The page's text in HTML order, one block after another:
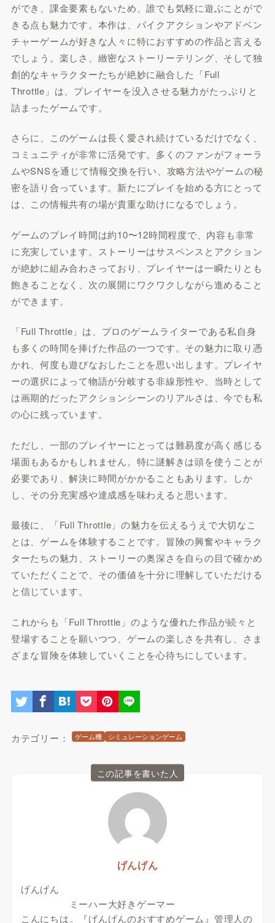
ができ、課金要素もないため、誰でも気軽に遊ぶことがで
きる点も魅力です。本作は、バイクアクションやアドベン
チャーゲームが好きな人々に特におすすめの作品と言える
でしょう。楽しさ、緻密なストーリーテリング、そして独
創的なキャラクターたちが絶妙に融合した「Full
Throttle」は、プレイヤーを没入させる魅力がたっぷりと
詰まったゲームです。
さらに、このゲームは長く愛され続けているだけでなく、
コミュニティが非常に活発です。多くのファンがフォーラ
ムやSNSを通じて情報交換を行い、攻略方法やゲームの秘
密を語り合っています。新たにプレイを始める方にとって
は、この情報共有の場が貴重な助けになるでしょう。
ゲームのプレイ時間は約10〜12時間程度で、内容も非常
に充実しています。ストーリーはサスペンスとアクション
が絶妙に組み合わさっており、プレイヤーは一瞬たりとも
飽きることなく、次の展開にワクワクしながら進めること
ができます。
「Full Throttle」は、プロのゲームライターである私自身
も多くの時間を捧げた作品の一つです。その魅力に取り憑
かれ、何度も遊びなおしたことを思い出します。プレイヤ
ーの選択によって物語が分岐する非線形性や、当時として
は画期的だったアクションシーンのリアルさは、今でも私
の心に残っています。
ただし、一部のプレイヤーにとっては難易度が高く感じる
場面もあるかもしれません。特に謎解きは頭を使うことが
必要であり、解決に時間がかかることもあります。しか
し、その分充実感や達成感を味わえると思います。
最後に、「Full Throttle」の魅力を伝えるうえで大切なこ
とは、ゲームを体験することです。冒険の興奮やキャラク
ターたちの魅力、ストーリーの奥深さを自らの目で確かめ
ていただくことで、その価値を十分に理解していただける
と信じています。
これからも「Full Throttle」のような優れた作品が続々と
登場することを願いつつ、ゲームの楽しさを共有し、さま
ざまな冒険を体験していくことを心待ちにしています。
カテゴリー： ゲーム機 シミュレーションゲーム
この記事を書いた人
げんげん
げんげん
ミーハー大好きゲーマー
こんにちは。『げんげんのおすすめゲーム』管理人の